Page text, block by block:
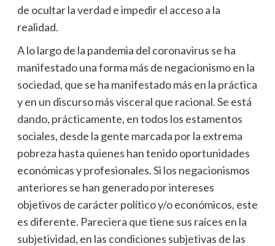
de ocultar la verdad e impedir el acceso a la
realidad.
A lo largo de la pandemia del coronavirus se ha
manifestado una forma más de negacionismo en la
sociedad, que se ha manifestado más en la práctica
y en un discurso más visceral que racional. Se está
dando, prácticamente, en todos los estamentos
sociales, desde la gente marcada por la extrema
pobreza hasta quienes han tenido oportunidades
económicas y profesionales. Si los negacionismos
anteriores se han generado por intereses
objetivos de carácter político y/o económicos, este
es diferente. Pareciera que tiene sus raíces en la
subjetividad, en las condiciones subjetivas de las